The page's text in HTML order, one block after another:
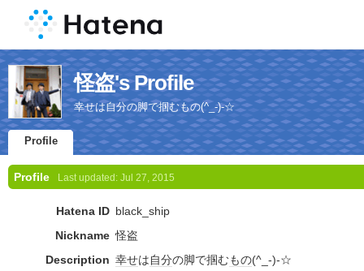
怪盗's Profile
幸せは自分の脚で掴むもの(^_-)-☆
Profile
Profile Last updated: Jul 27, 2015
Hatena ID black_ship
Nickname 怪盗
Description 幸せは自分の脚で掴むもの(^_-)-☆